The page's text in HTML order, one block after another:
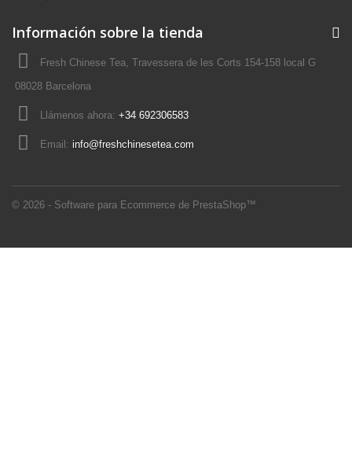
© 2026 - Software para Ecommerce de PrestaShop™
Información sobre la tienda
Fresh Chinese Tea, Travessera de les Corts 154-158 local G
08028 Barcelona
Llámenos ahora: +34 692306583
Email: info@freshchinesetea.com